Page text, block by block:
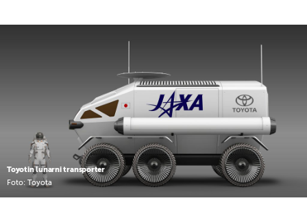
Toyotin lunarni transporter
Foto: Toyota